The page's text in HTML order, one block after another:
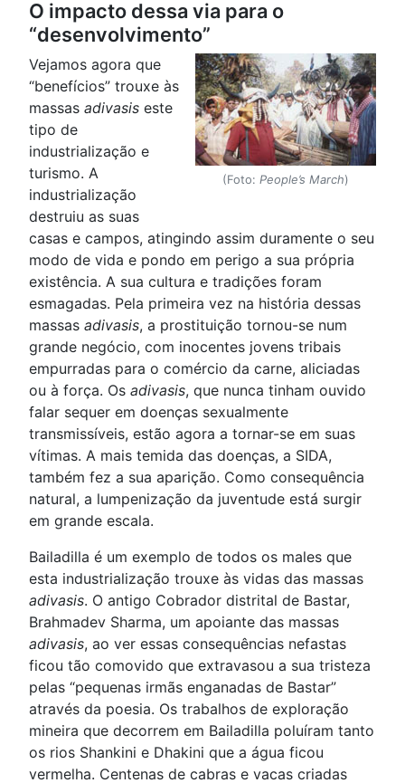
O impacto dessa via para o
“desenvolvimento”
(Foto: People’s March)
Vejamos agora que
“benefícios” trouxe às
massas adivasis este
tipo de
industrialização e
turismo. A
industrialização
destruiu as suas
casas e campos, atingindo assim duramente o seu
modo de vida e pondo em perigo a sua própria
existência. A sua cultura e tradições foram
esmagadas. Pela primeira vez na história dessas
massas adivasis, a prostituição tornou-se num
grande negócio, com inocentes jovens tribais
empurradas para o comércio da carne, aliciadas
ou à força. Os adivasis, que nunca tinham ouvido
falar sequer em doenças sexualmente
transmissíveis, estão agora a tornar-se em suas
vítimas. A mais temida das doenças, a SIDA,
também fez a sua aparição. Como consequência
natural, a lumpenização da juventude está surgir
em grande escala.
Bailadilla é um exemplo de todos os males que
esta industrialização trouxe às vidas das massas
adivasis. O antigo Cobrador distrital de Bastar,
Brahmadev Sharma, um apoiante das massas
adivasis, ao ver essas consequências nefastas
ficou tão comovido que extravasou a sua tristeza
pelas “pequenas irmãs enganadas de Bastar”
através da poesia. Os trabalhos de exploração
mineira que decorrem em Bailadilla poluíram tanto
os rios Shankini e Dhakini que a água ficou
vermelha. Centenas de cabras e vacas criadas